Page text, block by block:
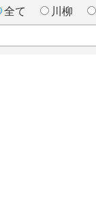
全て 川柳